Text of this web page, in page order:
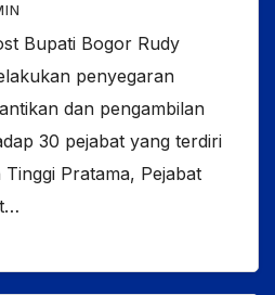
Bupati Bogor Rudy
penyegaran
dan pengambilan
30 pejabat yang terdiri
Pratama, Pejabat